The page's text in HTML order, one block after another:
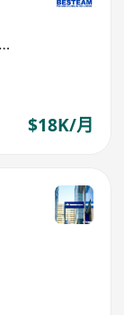
$18K/月